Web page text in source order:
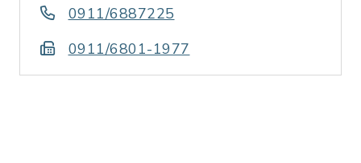
0911/6887225
0911/6801-1977